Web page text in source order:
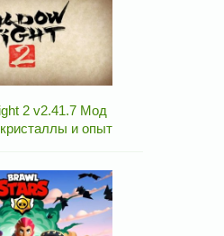
2 v2.41.7 Мод
и опыт